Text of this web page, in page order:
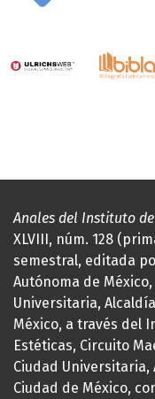
Anales del Instituto
XLVIII, núm. 128
semestral, editada
Autónoma de
Universitaria, Alcaldía
México, a través del
Estéticas, Circuito
Ciudad Universitaria,
Ciudad de México,